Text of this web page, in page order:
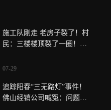
施工队刚走 老房子裂了！村
民：三楼楼顶裂了一圈！施
部门：可申请第三方再鉴定
07-29
追踪阳春“三无路灯”事件！
佛山经销公司喊冤：问题路